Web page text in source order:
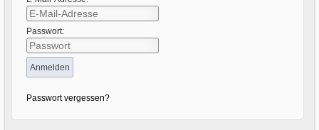
Passwort:
Passwort vergessen?